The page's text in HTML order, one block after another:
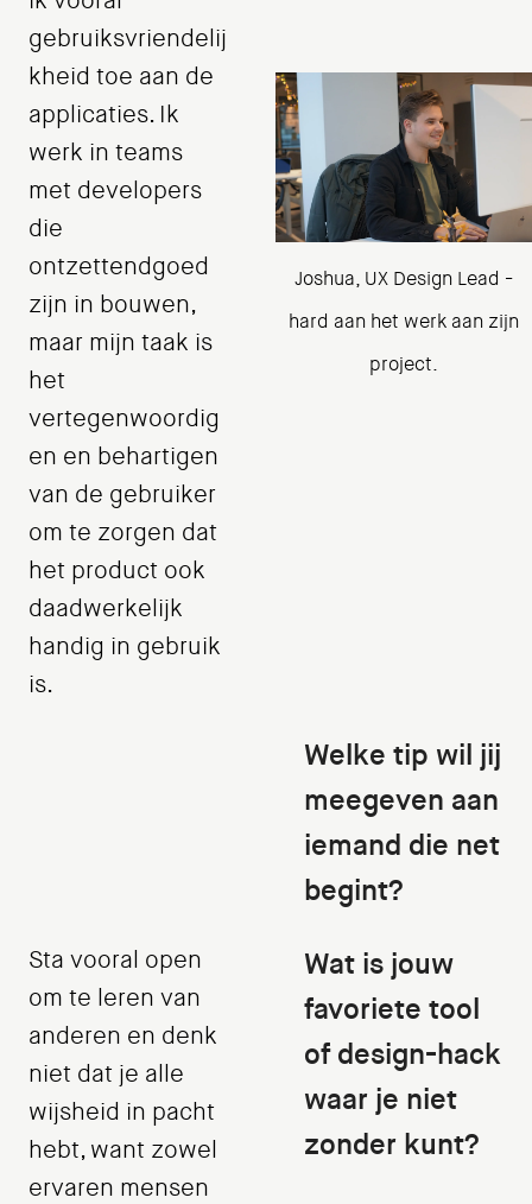
gebruiksvriendelij
kheid toe aan de
applicaties. Ik
werk in teams
met developers
die
ontzettendgoed
zijn in bouwen,
maar mijn taak is
het
vertegenwoordig
en en behartigen
van de gebruiker
om te zorgen dat
het product ook
daadwerkelijk
handig in gebruik
is.
Joshua, UX Design Lead -
hard aan het werk aan zijn
project.
Welke tip wil jij
meegeven aan
iemand die net
begint?
Sta vooral open
om te leren van
anderen en denk
niet dat je alle
wijsheid in pacht
hebt, want zowel
ervaren mensen
Wat is jouw
favoriete tool
of design-hack
waar je niet
zonder kunt?